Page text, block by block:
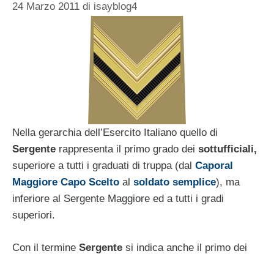
24 Marzo 2011 di isayblog4
Nella gerarchia dell’Esercito Italiano quello di
Sergente rappresenta il primo grado dei sottufficiali,
superiore a tutti i graduati di truppa (dal Caporal
Maggiore Capo Scelto al soldato semplice), ma
inferiore al Sergente Maggiore ed a tutti i gradi
superiori.
Con il termine Sergente si indica anche il primo dei